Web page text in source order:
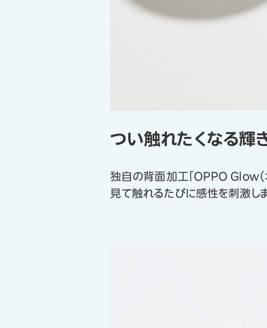
つい触れたくなる輝
独自の背面加工「OPPO Glow（
見て触れるたびに感性を刺激しま